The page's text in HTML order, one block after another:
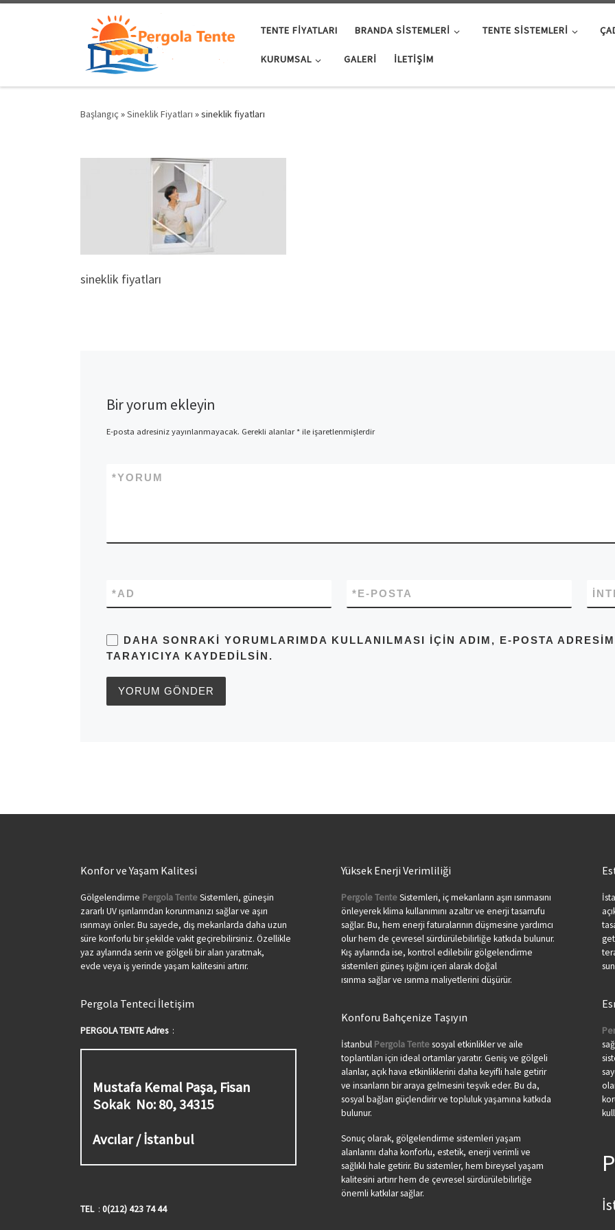
TENTE FIYATLARI BRANDA SISTEMLERI TENTE SISTEMLERI
KURUMSAL GALERI İLETIŞIM
Başlangıç »Sineklik Fiyatları »sineklik fiyatları
sineklik fiyatları
Bir yorum ekleyin
E-posta adresiniz yayınlanmayacak. Gerekli alanlar*ile işaretlenmişlerdir
YORUM
*
AD
* E-POSTA
*
DAHA SONRAKI YORUMLARIMDA KULLANILMASI IÇIN ADIM, E-POSTA
TARAYICIYA KAYDEDILSIN.
Konfor ve Yaşam Kalitesi
Gölgelendirme Pergola TenteSistemleri, güneşin
zararlı UV ışınlarından korunmanızı sağlar ve aşırı
ısınmayı önler. Bu sayede, dış mekanlarda daha uzun
süre konforlu bir şekilde vakit geçirebilirsiniz. Özellikle
yaz aylarında serin ve gölgeli bir alan yaratmak,
evde veya iş yerinde yaşam kalitesini artırır.
Pergola Tenteci İletişim
PERGOLA TENTE Adres:
Mustafa Kemal Paşa, Fisan
Sokak No: 80, 34315
Avcılar / İstanbul
TEL : 0(212) 423 74 44
Yüksek Enerji Verimliliği
Pergole TenteSistemleri, iç mekanların aşırı ısınmasını
önleyerek klima kullanımını azaltır ve enerji tasarrufu
sağlar. Bu, hem enerji faturalarının düşmesine yardımcı
olur hem de çevresel sürdürülebilirliğe katkıda bulunur.
Kış aylarında ise, kontrol edilebilir gölgelendirme
sistemleri güneş ışığını içeri alarak doğal
ısınma sağlar ve ısınma maliyetlerini düşürür.
Konforu Bahçenize Taşıyın
İstanbul Pergola Tentesosyal etkinlikler ve aile
toplantıları için ideal ortamlar yaratır. Geniş ve gölgeli
alanlar, açık hava etkinliklerini daha keyifli hale getirir
ve insanların bir araya gelmesini teşvik eder. Bu da,
sosyal bağları güçlendirir ve topluluk yaşamına katkıda
bulunur.
Sonuç olarak, gölgelendirme sistemleri yaşam
alanlarını daha konforlu, estetik, enerji verimli ve
sağlıklı hale getirir. Bu sistemler, hem bireysel yaşam
kalitesini artırır hem de çevresel sürdürülebilirliğe
önemli katkılar sağlar.